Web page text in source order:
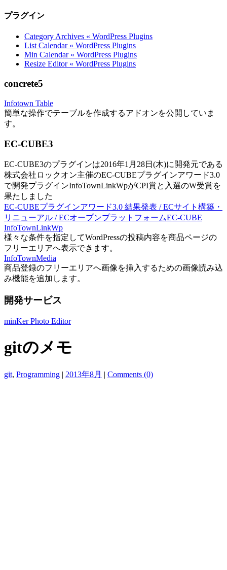
プラグイン
Category Archives « WordPress Plugins
List Calendar « WordPress Plugins
Min Calendar « WordPress Plugins
Resize Editor « WordPress Plugins
concrete5
Infotown Table
簡単な操作でテーブルを作成するアドオンを公開していま
す。
EC-CUBE3
EC-CUBE3のプラグインは2016年1月28日(木)に開発元である
株式会社ロックオン主催のEC-CUBEプラグインアワード3.0
で開発プラグインInfoTownLinkWpがCPI賞と入選のW受賞を
果たしました
EC-CUBEプラグインアワード3.0 結果発表 / ECサイト構築・
リニューアル / ECオープンプラットフォームEC-CUBE
InfoTownLinkWp
様々な条件を指定してWordPressの投稿内容を商品ページの
フリーエリアへ表示できます。
InfoTownMedia
商品登録のフリーエリアへ画像を挿入するための画像読み込
み機能を追加します。
開発サービス
minKer Photo Editor
gitのメモ
git, Programming | 2013年8月 | Comments (0)